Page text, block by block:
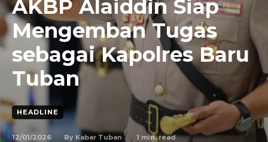
AKBP Alaiddin Siap
Mengemban Tugas
sebagai Kapolres Baru
Tuban
HEADLINE
12/01/2026 By Kabar Tuban 1 min. read